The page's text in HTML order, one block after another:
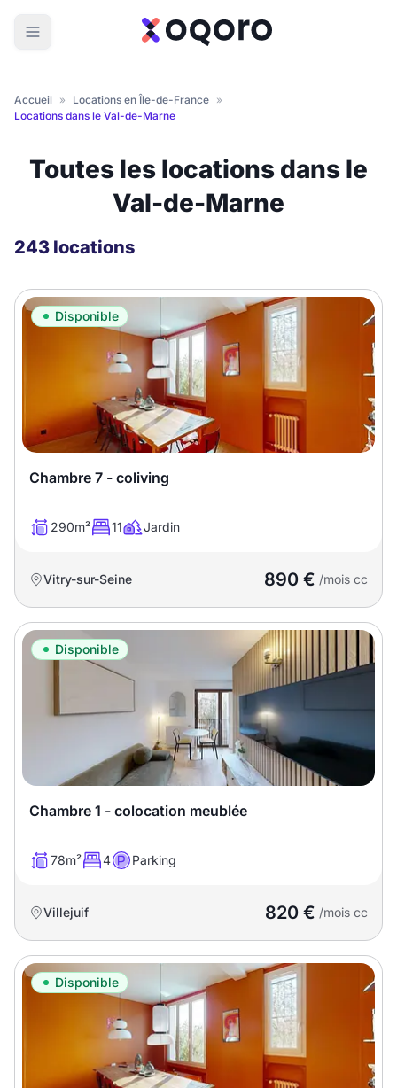
Accueil » Locations en Île-de-France »
Locations dans le Val-de-Marne
Toutes les locations dans le
Val-de-Marne
243 locations
Disponible
Chambre 7 - coliving
290m² 11 Jardin
Vitry-sur-Seine 890 € /mois cc
Disponible
Chambre 1 - colocation meublée
78m² 4 Parking
Villejuif 820 € /mois cc
Disponible